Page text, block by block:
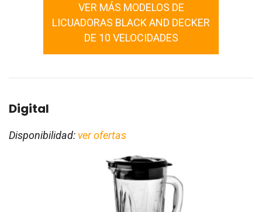
VER MÁS MODELOS DE
LICUADORAS BLACK AND DECKER
DE 10 VELOCIDADES
Digital
Disponibilidad: ver ofertas